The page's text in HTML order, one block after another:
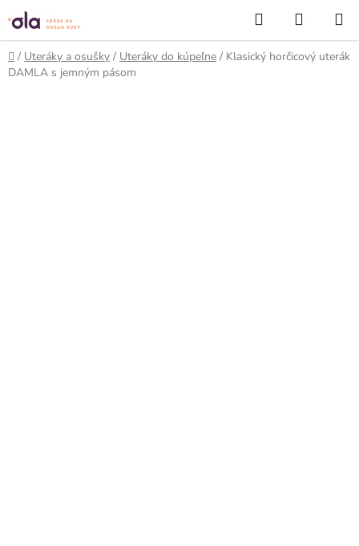
Prejsť
na
obsah
Hľadať
KOŠÍK
Domov
/ Uteráky a osušky / Uteráky do kúpeľne / Klasický horčicový uterák
DAMLA s jemným pásom